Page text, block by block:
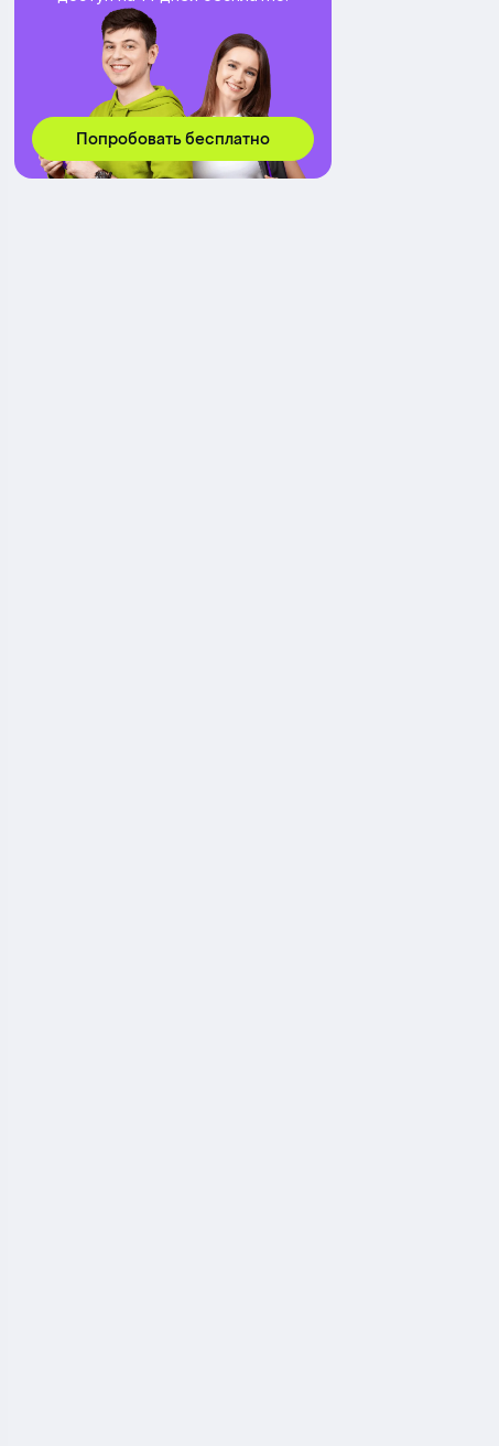
Попробовать бесплатно